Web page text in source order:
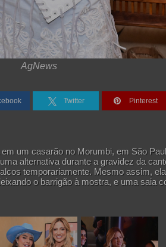
AgNews
Twitter Pinterest
um casarão no Morumbi, em São
alternativa durante a gravidez da
temporariamente. Mesmo assim,
o barrigão à mostra, e uma saia